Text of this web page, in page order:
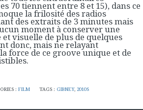
70 tiennent entre 8 et 15), dans ce
la frilosité des radios
des extraits de 3 minutes mais
moment à conserver une
visuelle de plus de quelques
donc, mais ne relayant
force de ce groove unique et de
: FILM TAGS : GIBNEY, 2010S